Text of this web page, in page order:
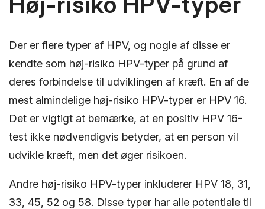
Der er flere typer af HPV, og nogle af disse er
kendte som høj-risiko HPV-typer på grund af
deres forbindelse til udviklingen af kræft. En af de
mest almindelige høj-risiko HPV-typer er HPV 16.
Det er vigtigt at bemærke, at en positiv HPV 16-
test ikke nødvendigvis betyder, at en person vil
udvikle kræft, men det øger risikoen.
Andre høj-risiko HPV-typer inkluderer HPV 18, 31,
33, 45, 52 og 58. Disse typer har alle potentiale til